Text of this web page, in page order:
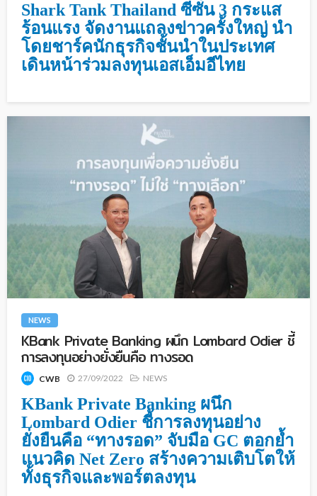
Shark Tank Thailand ซีซั่น 3 กระแส
ร้อนแรง จัดงานแถลงข่าวครั้งใหญ่ นำ
โดยชาร์คนักธุรกิจชั้นนำในประเทศ
เดินหน้าร่วมลงทุนเอสเอ็มอีไทย
NEWS
KBank Private Banking ผนึก Lombard Odier ชี้
การลงทุนอย่างยั่งยืนคือ ทางรอด
CWB 27/09/2022 NEWS
KBank Private Banking ผนึก
Lombard Odier ชี้การลงทุนอย่าง
ยั่งยืนคือ “ทางรอด” จับมือ GC ตอกย้ำ
แนวคิด Net Zero สร้างความเติบโตให้
ทั้งธุรกิจและพอร์ตลงทุน